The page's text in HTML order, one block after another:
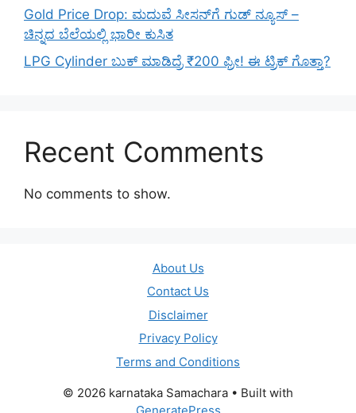
Gold Price Drop: ಮದುವೆ ಸೀಸನ್‌ಗೆ ಗುಡ್ ನ್ಯೂಸ್ –
ಚಿನ್ನದ ಬೆಲೆಯಲ್ಲಿ ಭಾರೀ ಕುಸಿತ
LPG Cylinder ಬುಕ್ ಮಾಡಿದ್ರೆ ₹200 ಫ್ರೀ! ಈ ಟ್ರಿಕ್ ಗೊತ್ತಾ?
Recent Comments
No comments to show.
About Us
Contact Us
Disclaimer
Privacy Policy
Terms and Conditions
© 2026 karnataka Samachara • Built with